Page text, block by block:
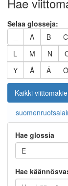
Selaa glosseja:
A B C
L
M N
Y
Å Ä Ö
Kaikki
Hae glossia
Hae